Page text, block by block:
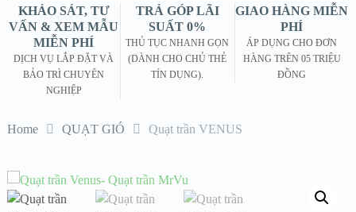
KHẢO SÁT, TƯ
VẤN & XEM MẪU
MIỄN PHÍ
DỊCH VỤ LẮP ĐẶT VÀ
BẢO TRÌ CHUYÊN
NGHIỆP
TRẢ GÓP LÃI
SUẤT 0%
THỦ TỤC NHANH GỌN
(DÀNH CHO CHỦ THẺ
TÍN DỤNG).
GIAO HÀNG MIỄN
PHÍ
ÁP DỤNG CHO ĐƠN
HÀNG TRÊN 05 TRIỆU
ĐỒNG
Home QUẠT GIÓ Quạt trần VENUS